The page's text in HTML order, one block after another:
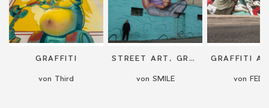
GRAFFITI
von Third
STREET ART, GRAFFITI, REALISTIC PAINTING
von SMILE von